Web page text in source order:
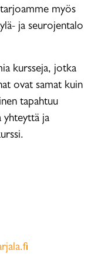
myös
ja seurojentalo
kursseja, jotka
ovat samat kuin
tapahtuu
yhteyttä ja